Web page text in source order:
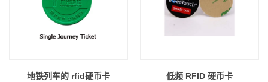
地铁列车的 rfid硬币卡 低频 RFID 硬币卡